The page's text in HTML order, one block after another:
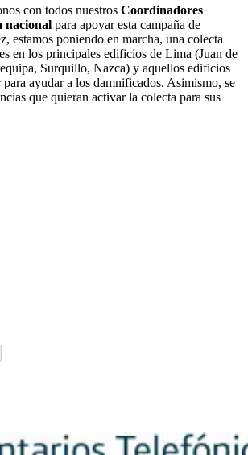
con todos nuestros Coordinadores
nacional para apoyar esta campaña de
estamos poniendo en marcha, una colecta
en los principales edificios de Lima (Juan de
Surquillo, Nazca) y aquellos edificios
para ayudar a los damnificados. Asimismo, se
que quieran activar la colecta para sus